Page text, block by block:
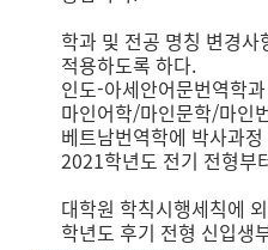
학과 및 전공 명칭 변경
적용하도록 하다.
인도-아세안어문번역학
마인어학/마인문학/마인
베트남번역학에 박사과
2021학년도 전기 전형부
대학원 학칙시행세칙에
학년도 후기 전형 신입생